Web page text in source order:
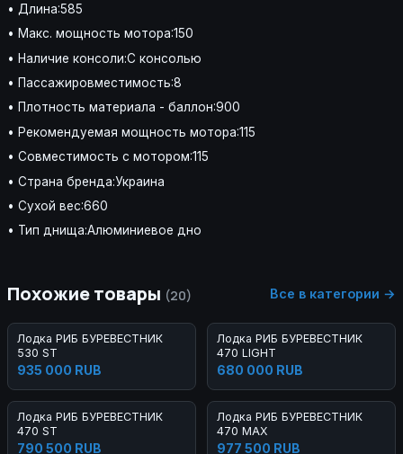
• Длина:585
• Макс. мощность мотора:150
• Наличие консоли:С консолью
• Пассажировместимость:8
• Плотность материала - баллон:900
• Рекомендуемая мощность мотора:115
• Совместимость с мотором:115
• Страна бренда:Украина
• Сухой вес:660
• Тип днища:Алюминиевое дно
Похожие товары (20) Все в категории →
Лодка РИБ БУРЕВЕСТНИК
530 ST
935 000 RUB
Лодка РИБ БУРЕВЕСТНИК
470 LIGHT
680 000 RUB
Лодка РИБ БУРЕВЕСТНИК
470 ST
790 500 RUB
Лодка РИБ БУРЕВЕСТНИК
470 MAX
977 500 RUB